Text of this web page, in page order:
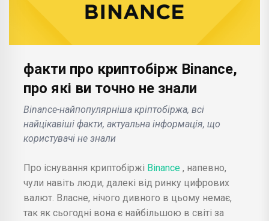
факти про криптобірж Binance,
про які ви точно не знали
Binance-найпопулярніша кріптобіржа, всі
найцікавіші факти, актуальна інформація, що
користувачі не знали
Про існування криптобіржі Binance , напевно,
чули навіть люди, далекі від ринку цифрових
валют. Власне, нічого дивного в цьому немає,
так як сьогодні вона є найбільшою в світі за